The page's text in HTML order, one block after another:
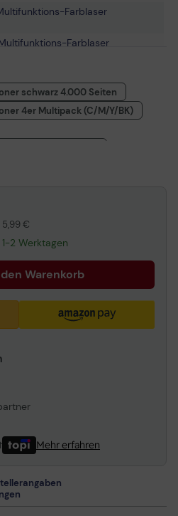
Farblaser
Farblaser
Farblaser
Farblaser
schwarz 4.000 Seiten
4er Multipack (C/M/Y/BK)
5,99 €
2 Werktagen
Warenkorb
Mehr erfahren